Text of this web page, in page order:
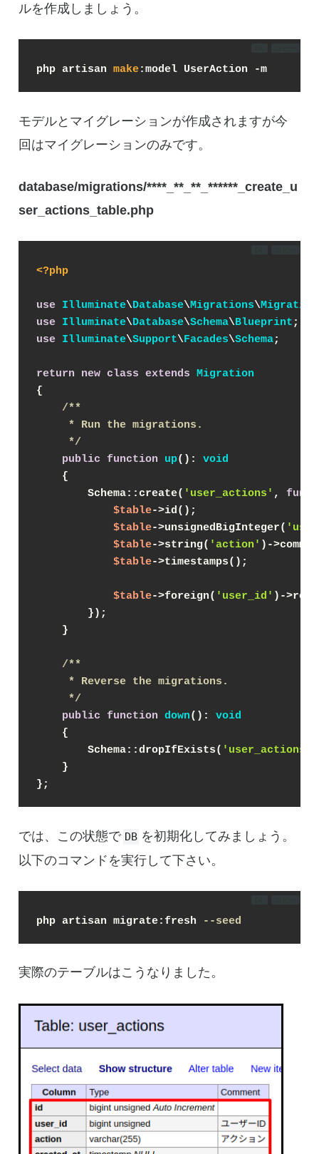
ルを作成しましょう。
php artisan make:model UserAction -m
モデルとマイグレーションが作成されますが今
回はマイグレーションのみです。
database/migrations/****_**_**_******_create_u
ser_actions_table.php
<?php
use Illuminate\Database\Migrations\Migration
use Illuminate\Database\Schema\Blueprint ;
use Illuminate\Support\Facades\Schema;
return new class extends Migration
{
/**
     * Run the migrations.
     */
public function up( ): void
{
        Schema::create(
'user_actions' ,
$table->id();
$table->unsignedBigInteger(
$table->string( 'action' )-
$table->timestamps();
$table->foreign( 'user_id' )-
        });
    }
/**
     * Reverse the migrations.
     */
public function down( ): void
{
        Schema::dropIfExists(
'user_actions'
    }
};
では、この状態で DB を初期化してみましょう。
以下のコマンドを実行して下さい。
php artisan migrate:fresh --seed
実際のテーブルはこうなりました。